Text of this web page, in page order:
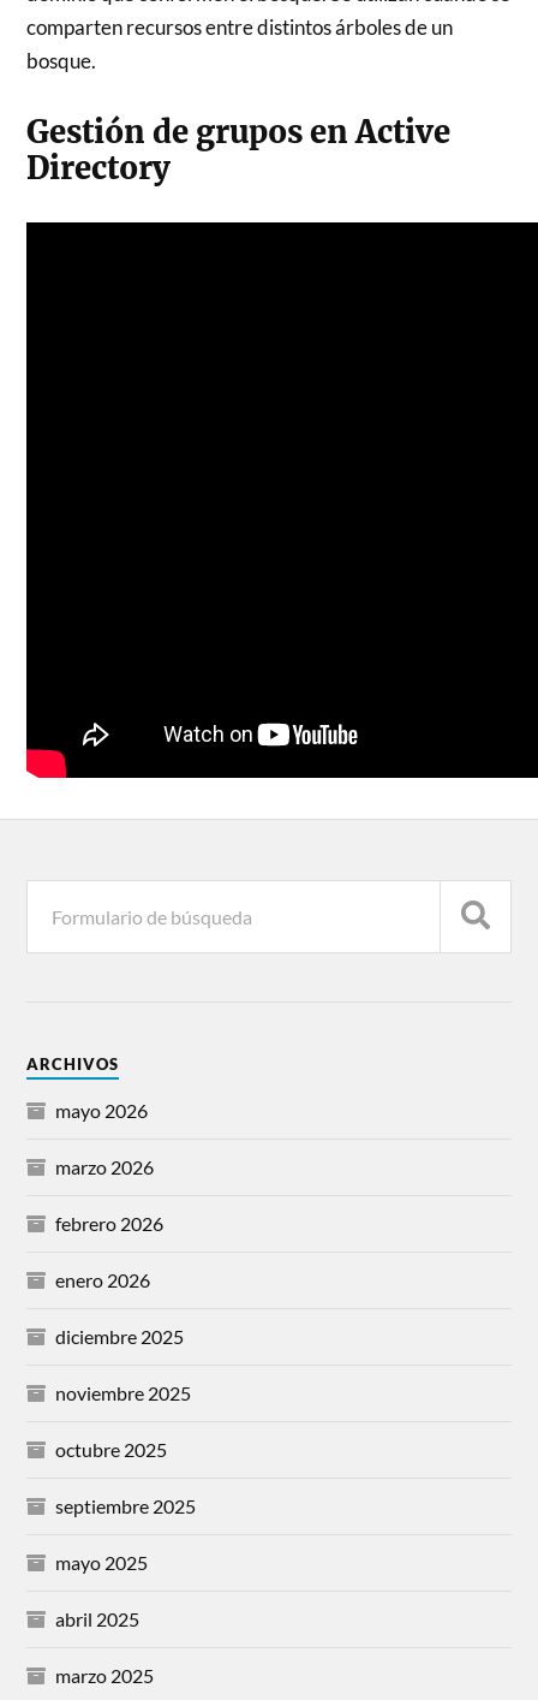
comparten recursos entre distintos árboles de un
bosque.
Gestión de grupos en Active
Directory
ARCHIVOS
mayo 2026
marzo 2026
febrero 2026
enero 2026
diciembre 2025
noviembre 2025
octubre 2025
septiembre 2025
mayo 2025
abril 2025
marzo 2025